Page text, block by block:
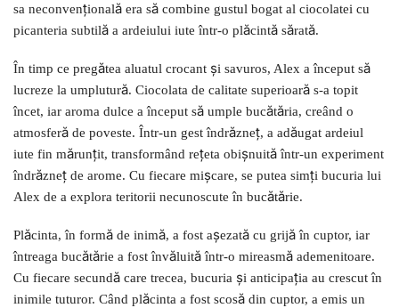
sa neconvențională era să combine gustul bogat al ciocolatei cu
picanteria subtilă a ardeiului iute într-o plăcintă sărată.
În timp ce pregătea aluatul crocant și savuros, Alex a început să
lucreze la umplutură. Ciocolata de calitate superioară s-a topit
încet, iar aroma dulce a început să umple bucătăria, creând o
atmosferă de poveste. Într-un gest îndrăzneț, a adăugat ardeiul
iute fin mărunțit, transformând rețeta obișnuită într-un experiment
îndrăzneț de arome. Cu fiecare mișcare, se putea simți bucuria lui
Alex de a explora teritorii necunoscute în bucătărie.
Plăcinta, în formă de inimă, a fost așezată cu grijă în cuptor, iar
întreaga bucătărie a fost învăluită într-o mireasmă ademenitoare.
Cu fiecare secundă care trecea, bucuria și anticipația au crescut în
inimile tuturor. Când plăcinta a fost scosă din cuptor, a emis un